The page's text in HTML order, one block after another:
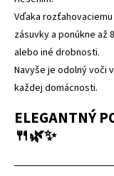
Vďaka
zásuvky a ponúkne až
alebo iné drobnosti.
Navyše je odolný voči
každej domácnosti.
ELEGANTNÝ
🍴🌿✨